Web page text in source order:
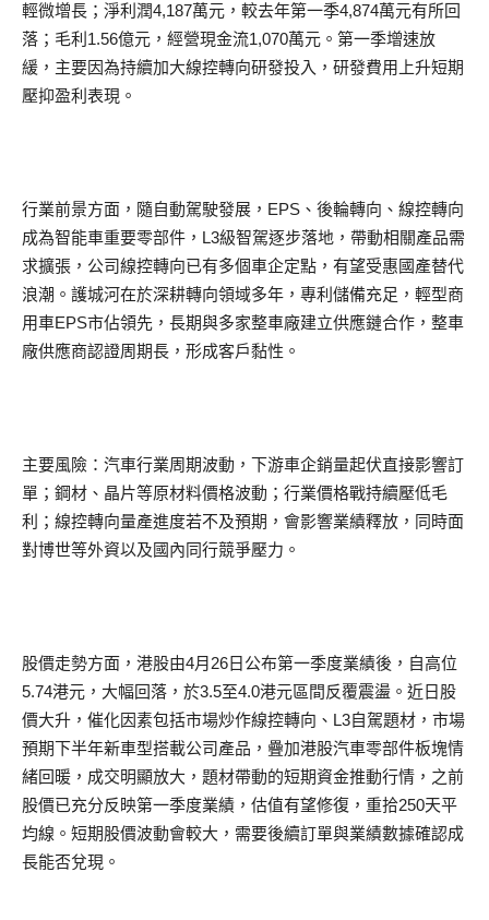
輕微增長；淨利潤4,187萬元，較去年第一季4,874萬元有所回
落；毛利1.56億元，經營現金流1,070萬元。第一季增速放
緩，主要因為持續加大線控轉向研發投入，研發費用上升短期
壓抑盈利表現。
行業前景方面，隨自動駕駛發展，EPS、後輪轉向、線控轉向
成為智能車重要零部件，L3級智駕逐步落地，帶動相關產品需
求擴張，公司線控轉向已有多個車企定點，有望受惠國產替代
浪潮。護城河在於深耕轉向領域多年，專利儲備充足，輕型商
用車EPS市佔領先，長期與多家整車廠建立供應鏈合作，整車
廠供應商認證周期長，形成客戶黏性。
主要風險：汽車行業周期波動，下游車企銷量起伏直接影響訂
單；鋼材、晶片等原材料價格波動；行業價格戰持續壓低毛
利；線控轉向量產進度若不及預期，會影響業績釋放，同時面
對博世等外資以及國內同行競爭壓力。
股價走勢方面，港股由4月26日公布第一季度業績後，自高位
5.74港元，大幅回落，於3.5至4.0港元區間反覆震盪。近日股
價大升，催化因素包括市場炒作線控轉向、L3自駕題材，市場
預期下半年新車型搭載公司產品，疊加港股汽車零部件板塊情
緒回暖，成交明顯放大，題材帶動的短期資金推動行情，之前
股價已充分反映第一季度業績，估值有望修復，重拾250天平
均線。短期股價波動會較大，需要後續訂單與業績數據確認成
長能否兌現。